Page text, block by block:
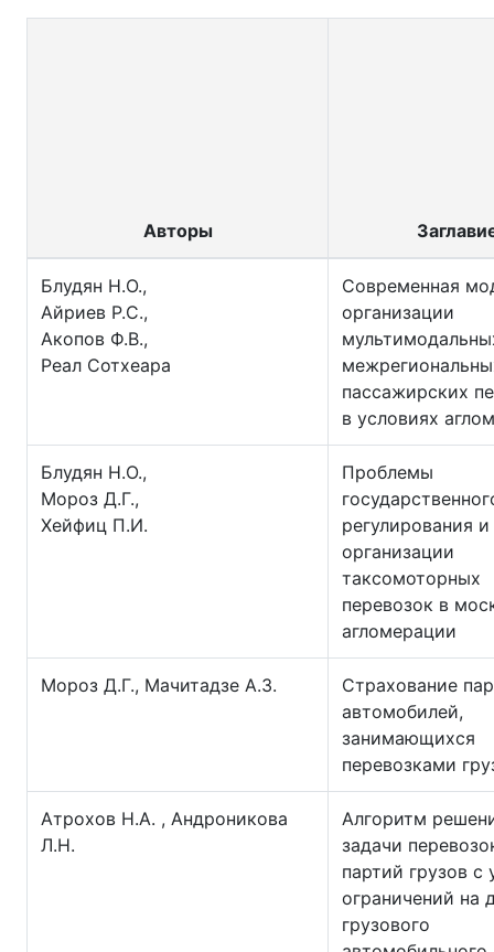
Авторы
Блудян Н.О.,
Айриев Р.С.,
Акопов Ф.В.,
Реал Сотхеара
Современная
организации
пассажирских
в условиях
Блудян Н.О.,
Мороз Д.Г.,
Хейфиц П.И.
Проблемы
регулирования и
организации
таксомоторных
перевозок в
агломерации
Мороз Д.Г., Мачитадзе А.З.
Страхование
автомобилей,
занимающихся
перевозками
Атрохов Н.А. , Андроникова
Л.Н.
Алгоритм
задачи
партий грузов с
ограничений на
грузового